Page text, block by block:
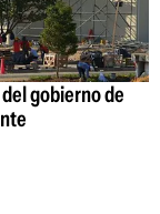
gobierno de